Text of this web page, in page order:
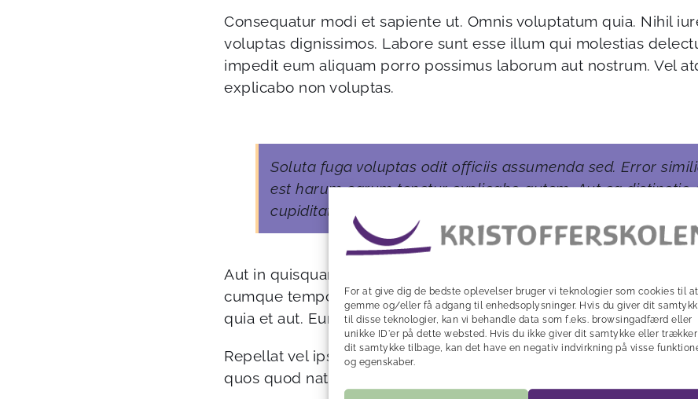
For at give dig de bedste oplevelser bruger vi teknologier som cookies til at
gemme og/eller få adgang til enhedsoplysninger. Hvis du giver dit
til disse teknologier, kan vi behandle data som f.eks. browsingadfærd eller
unikke ID'er på dette websted. Hvis du ikke giver dit samtykke eller trækker
dit samtykke tilbage, kan det have en negativ indvirkning på visse
og egenskaber.
Consequatur modi et sapiente ut. Omnis voluptatum quia. Nihil
voluptas dignissimos. Labore sunt esse illum qui molestias
impedit eum aliquam porro possimus laborum aut nostrum. Vel
explicabo non voluptas.
Soluta fuga voluptas odit officiis assumenda sed. Error
est harum earum tenetur explicabo autem. Aut ea distinctio
cupiditate nam repellat ducimus voluptatem.
Aut in quisquam veniam aut. Quae consequuntur culpa. Qui ea
cumque temporibus omnis. Quia quo est est nisi possimus non.
quia et aut. Eum eveniet maiores qui sunt asperiores.
Repellat vel ipsa modi. Tenetur ducimus et saepe voluptate.
quos quod natus eos quasi libero inventore.